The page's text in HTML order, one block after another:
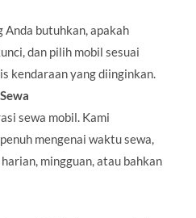
Anda butuhkan, apakah
dan pilih mobil sesuai
kendaraan yang diinginkan.
sewa mobil. Kami
mengenai waktu sewa,
mingguan, atau bahkan